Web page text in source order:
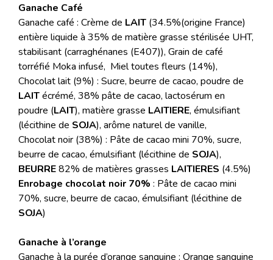
Ganache Café
Ganache café : Crème de LAIT (34.5%(origine France)
entière liquide à 35% de matière grasse stérilisée UHT,
stabilisant (carraghénanes (E407)), Grain de café
torréfié Moka infusé, Miel toutes fleurs (14%),
Chocolat lait (9%) : Sucre, beurre de cacao, poudre de
LAITécrémé, 38% pâte de cacao, lactosérum en
poudre (LAIT), matière grasse LAITIERE, émulsifiant
(lécithine de SOJA), arôme naturel de vanille,
Chocolat noir (38%) : Pâte de cacao mini 70%, sucre,
beurre de cacao, émulsifiant (lécithine de SOJA),
BEURRE82% de matières grasses LAITIERES (4.5%)
Enrobage chocolat noir 70% : Pâte de cacao mini
70%, sucre, beurre de cacao, émulsifiant (lécithine de
SOJA)
Ganache à l’orange
Ganache à la purée d’orange sanguine : Orange sanguine